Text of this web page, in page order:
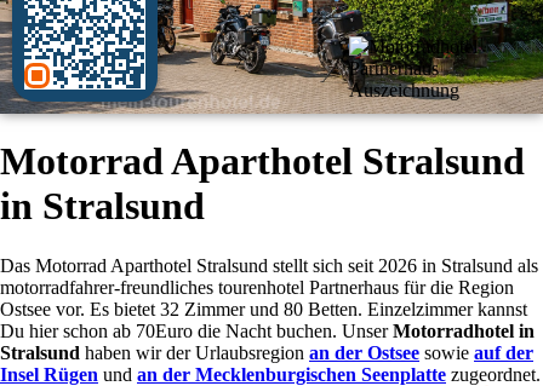
Motorrad Aparthotel Stralsund
in Stralsund
Das Motorrad Aparthotel Stralsund stellt sich seit 2026 in Stralsund als
motorradfahrer-freundliches tourenhotel Partnerhaus für die Region
Ostsee vor. Es bietet 32 Zimmer und 80 Betten. Einzelzimmer kannst
Du hier schon ab 70Euro die Nacht buchen. UnserMotorradhotel in
Stralsund haben wir der Urlaubsregion an der Ostsee sowie auf der
Insel Rügen und an der Mecklenburgischen Seenplatte zugeordnet.